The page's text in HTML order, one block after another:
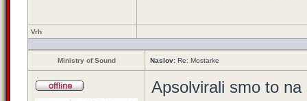
Vrh
Ministry of Sound Naslov: Re: Mostarke
Apsolvirali smo to